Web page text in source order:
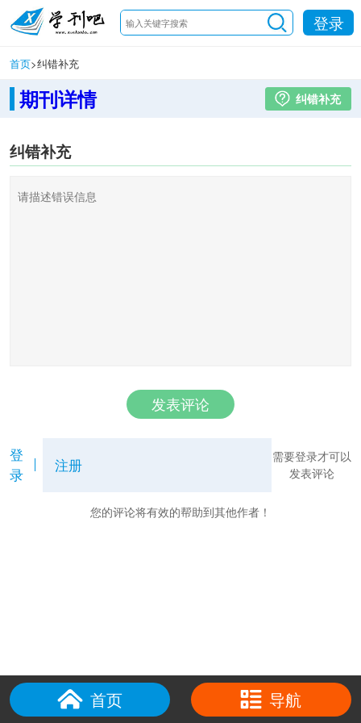
登录
首页>纠错补充
期刊详情 纠错补充
纠错补充
发表评论
登
录
注册
需要登录才可以
发表评论
您的评论将有效的帮助到其他作者！
首页 导航